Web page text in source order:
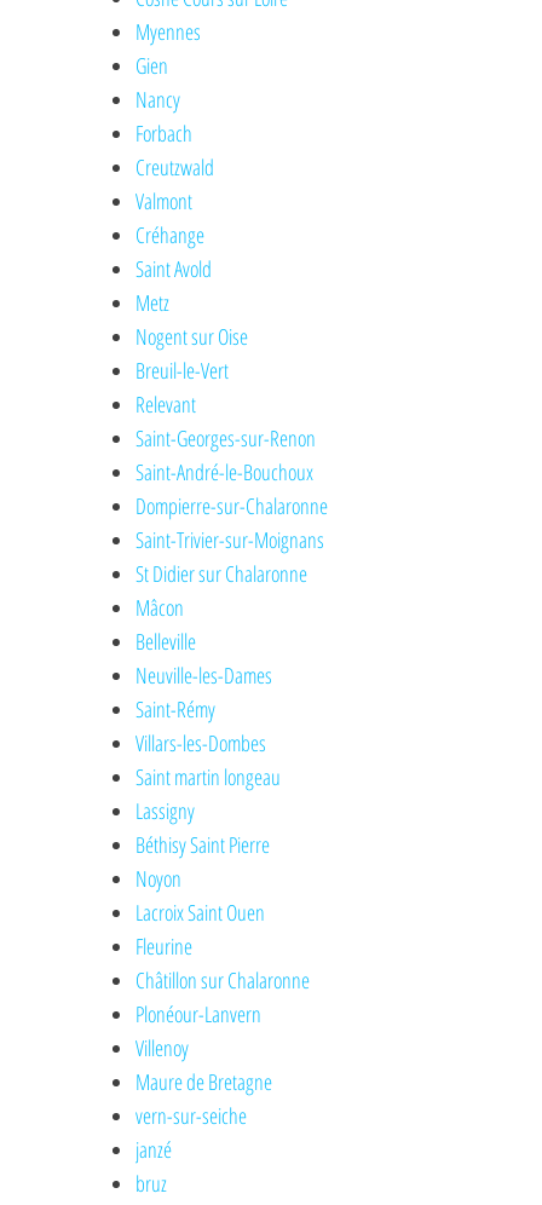
Myennes
Gien
Nancy
Forbach
Creutzwald
Valmont
Créhange
Saint Avold
Metz
Nogent sur Oise
Breuil-le-Vert
Relevant
Saint-Georges-sur-Renon
Saint-André-le-Bouchoux
Dompierre-sur-Chalaronne
Saint-Trivier-sur-Moignans
St Didier sur Chalaronne
Mâcon
Belleville
Neuville-les-Dames
Saint-Rémy
Villars-les-Dombes
Saint martin longeau
Lassigny
Béthisy Saint Pierre
Noyon
Lacroix Saint Ouen
Fleurine
Châtillon sur Chalaronne
Plonéour-Lanvern
Villenoy
Maure de Bretagne
vern-sur-seiche
janzé
bruz